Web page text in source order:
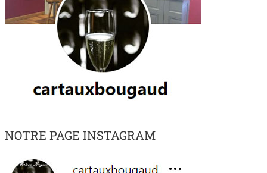
NOTRE PAGE INSTAGRAM